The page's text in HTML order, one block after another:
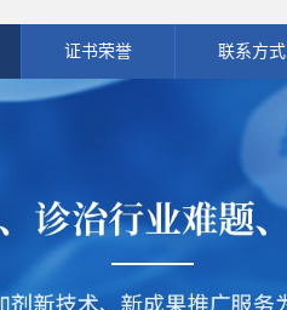
证书荣誉 联系方式